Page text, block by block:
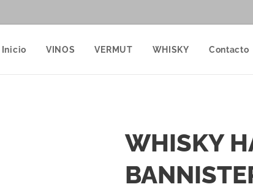
Inicio VINOS VERMUT WHISKY Contacto
WHISKY